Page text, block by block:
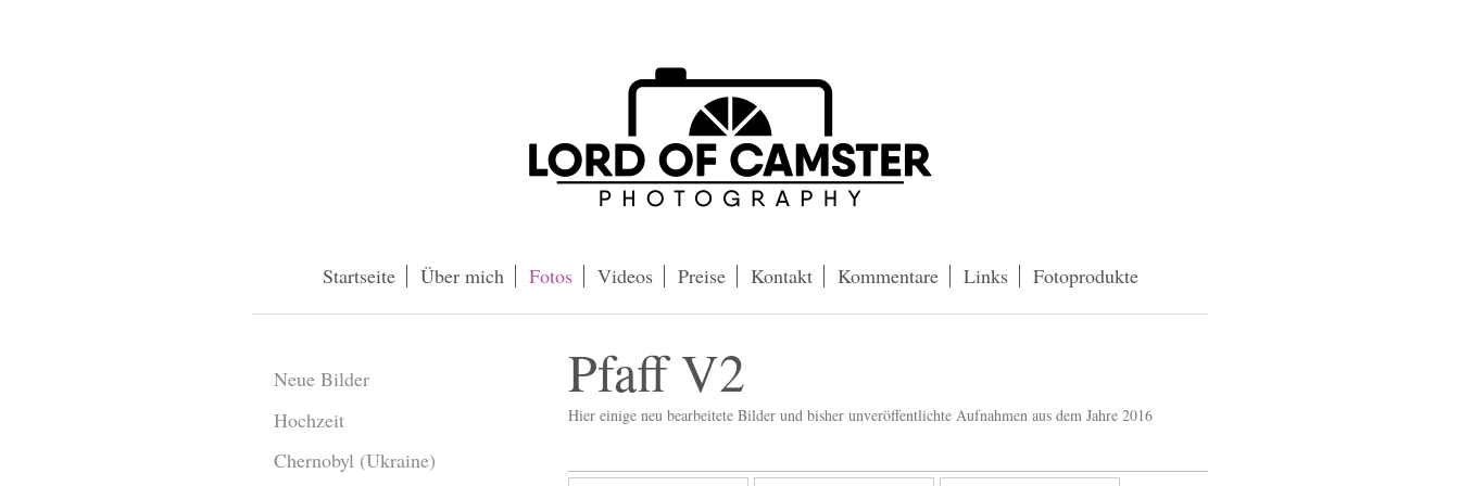
Startseite Über mich Fotos Videos Preise Kontakt Kommentare Links Fotoprodukte
Pfaff V2
Hier einige neu bearbeitete Bilder und bisher unveröffentlichte Aufnahmen aus dem Jahre 2016
Neue Bilder
Hochzeit
Chernobyl (Ukraine)